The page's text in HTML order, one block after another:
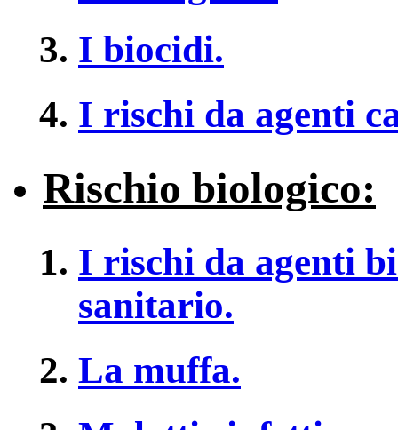
I biocidi.
I rischi da agenti
Rischio biologico:
I rischi da agenti
sanitario.
La muffa.